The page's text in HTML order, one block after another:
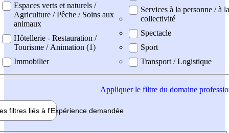
Espaces verts et naturels /
Agriculture / Pêche / Soins aux
animaux
Hôtellerie - Restauration /
Tourisme / Animation (1)
Immobilier
Services à la personne / à la
collectivité
Spectacle
Sport
Transport / Logistique
Appliquerle filtre du domaine
filtres liés à l'Expérience demandée